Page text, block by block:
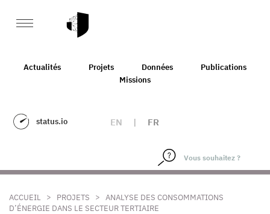
Actualités Projets Données
Publications
Missions
status.io EN | FR
ACCUEIL > PROJETS > ANALYSE DES CONSOMMATIONS
D’ÉNERGIE DANS LE SECTEUR TERTIAIRE